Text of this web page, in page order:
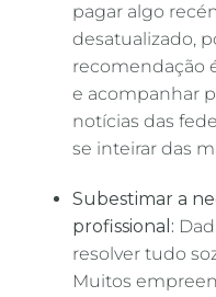
pagar algo
desatualizado,
recomendação
e acompanhar
notícias das
se inteirar das
Subestimar a
profissional:
resolver tudo
Muitos